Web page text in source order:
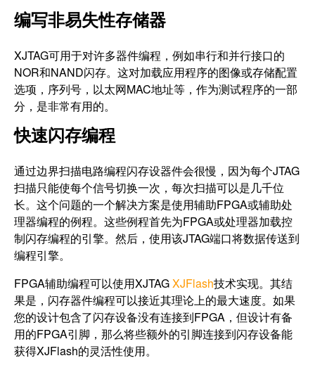
编写非易失性存储器
XJTAG可用于对许多器件编程，例如串行和并行接口的
NOR和NAND闪存。这对加载应用程序的图像或存储配置
选项，序列号，以太网MAC地址等，作为测试程序的一部
分，是非常有用的。
快速闪存编程
通过边界扫描电路编程闪存设器件会很慢，因为每个JTAG
扫描只能使每个信号切换一次，每次扫描可以是几千位
长。这个问题的一个解决方案是使用辅助FPGA或辅助处
理器编程的例程。这些例程首先为FPGA或处理器加载控
制闪存编程的引擎。然后，使用该JTAG端口将数据传送到
编程引擎。
FPGA辅助编程可以使用XJTAGXJFlash技术实现。其结
果是，闪存器件编程可以接近其理论上的最大速度。如果
您的设计包含了闪存设备没有连接到FPGA，但设计有备
用的FPGA引脚，那么将些额外的引脚连接到闪存设备能
获得XJFlash的灵活性使用。